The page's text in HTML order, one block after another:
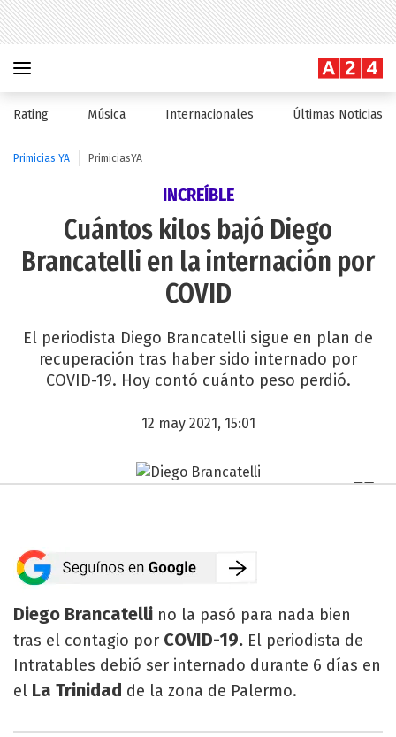
Rating Música Internacionales Últimas Noticias
Primicias YA PrimiciasYA
INCREÍBLE
Cuántos kilos bajó Diego
Brancatelli en la internación por
COVID
El periodista Diego Brancatelli sigue en plan de
recuperación tras haber sido internado por
COVID-19. Hoy contó cuánto peso perdió.
12 may 2021, 15:01
Diego Brancatelli no la pasó para nada bien
tras el contagio por COVID-19. El periodista de
Intratables debió ser internado durante 6 días en
el La Trinidad de la zona de Palermo.